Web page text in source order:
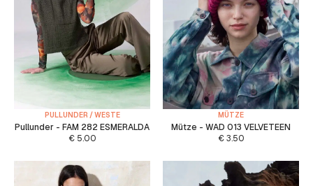
PULLUNDER / WESTE
Pullunder - FAM 282 ESMERALDA
€5.00
MÜTZE
Mütze - WAD 013 VELVETEEN
€3.50